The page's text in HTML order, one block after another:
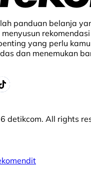
panduan belanja
yang perlu
dan menemukan
detikcom. All rights